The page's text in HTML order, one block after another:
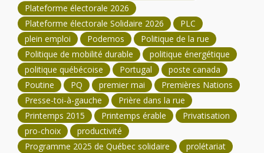
Plateforme électorale 2026
Plateforme électorale Solidaire 2026
PLC
plein emploi
Podemos
Politique de la rue
Politique de mobilité durable
politique énergétique
politique québécoise
Portugal
poste canada
Poutine
PQ premier mai
Premières Nations
Presse-toi-à-gauche
Prière dans la rue
Printemps 2015
Printemps érable
Privatisation
pro-choix
productivité
Programme 2025 de Québec solidaire
prolétariat